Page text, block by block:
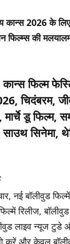
कान्स 2026 के लिए
की मलयालम
कान्स फिल्म
चिदंबरम,
डू फिल्म,
सिनेमा,
नई बॉलीवुड
रिलीज, बॉलीवुड
लाइव न्यूज टुडे